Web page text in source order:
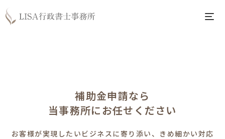
補助金申請なら
当事務所にお任せください
お客様が実現したいビジネスに寄り添い、きめ細かい対応